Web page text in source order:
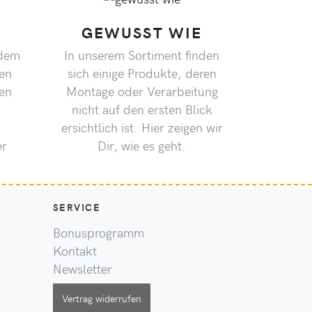
GEWUSST WIE
In unserem Sortiment finden
sich einige Produkte, deren
Montage oder Verarbeitung
nicht auf den ersten Blick
ersichtlich ist. Hier zeigen wir
Dir, wie es geht.
SERVICE
Bonusprogramm
Kontakt
Newsletter
Vertrag widerrufen